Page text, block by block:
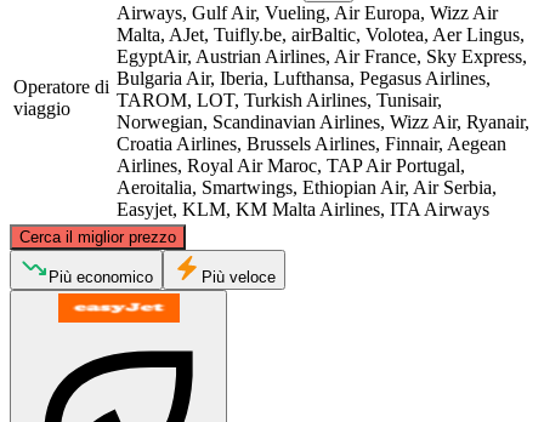
Operatore di
viaggio
Airways, Gulf Air, Vueling, Air Europa, Wizz Air
Malta, AJet, Tuifly.be, airBaltic, Volotea, Aer Lingus,
EgyptAir, Austrian Airlines, Air France, Sky Express,
Bulgaria Air, Iberia, Lufthansa, Pegasus Airlines,
TAROM, LOT, Turkish Airlines, Tunisair,
Norwegian, Scandinavian Airlines, Wizz Air, Ryanair,
Croatia Airlines, Brussels Airlines, Finnair, Aegean
Airlines, Royal Air Maroc, TAP Air Portugal,
Aeroitalia, Smartwings, Ethiopian Air, Air Serbia,
Easyjet, KLM, KM Malta Airlines, ITA Airways
Cerca il miglior prezzo
Brussels
©CARTO, ©OpenStreetMapcontributors
Più economico Più veloce